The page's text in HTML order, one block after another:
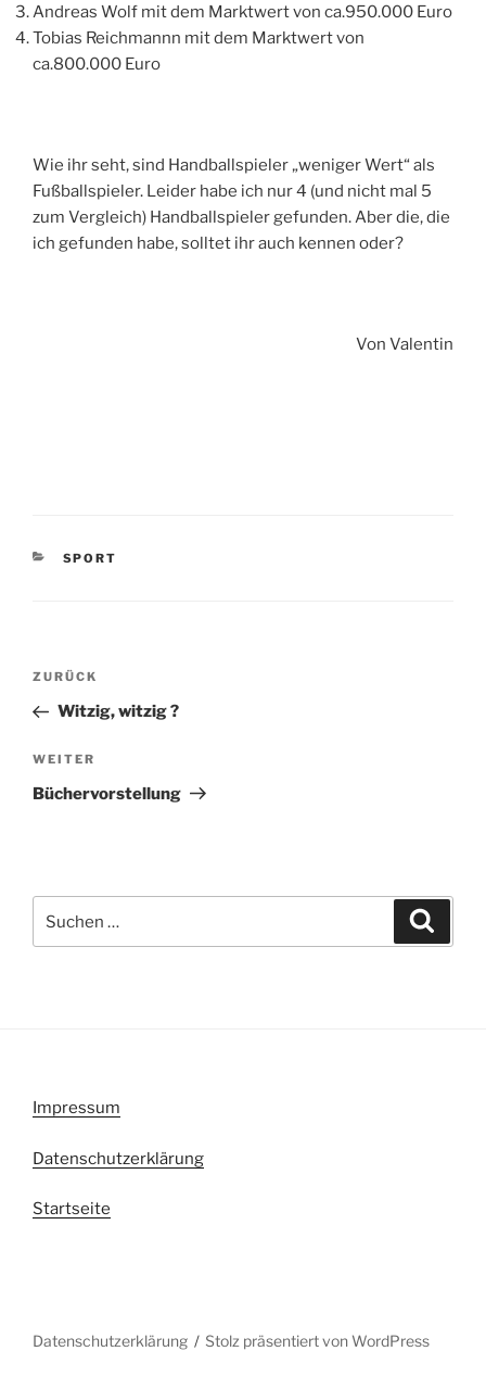
Andreas Wolf mit dem Marktwert von ca.950.000 Euro
Tobias Reichmannn mit dem Marktwert von
ca.800.000 Euro
Wie ihr seht, sind Handballspieler „weniger Wert“ als
Fußballspieler. Leider habe ich nur 4 (und nicht mal 5
zum Vergleich) Handballspieler gefunden. Aber die, die
ich gefunden habe, solltet ihr auch kennen oder?
Von Valentin
KATEGORIEN
SPORT
Beitragsnavigation
Vorheriger
Beitrag
ZURÜCK
Witzig, witzig ?
Nächster
Beitrag
WEITER
Büchervorstellung
nach:
Impressum
Datenschutzerklärung
Startseite
Datenschutzerklärung Stolz präsentiert von WordPress